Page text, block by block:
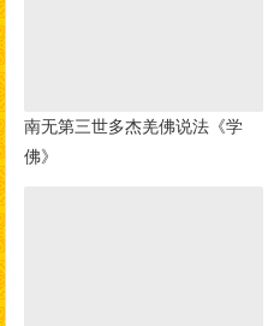
南无第三世多杰羌佛说法《学
佛》